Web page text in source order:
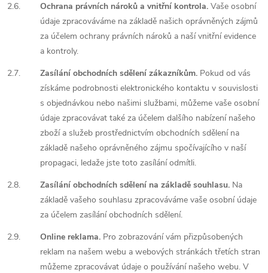
2.6.
Ochrana právních nároků a vnitřní kontrola. Vaše osobní
údaje zpracováváme na základě našich oprávněných zájmů
za účelem ochrany právních nároků a naší vnitřní evidence
a kontroly.
2.7.
Zasílání obchodních sdělení zákazníkům. Pokud od vás
získáme podrobnosti elektronického kontaktu v souvislosti
s objednávkou nebo našimi službami, můžeme vaše osobní
údaje zpracovávat také za účelem dalšího nabízení našeho
zboží a služeb prostřednictvím obchodních sdělení na
základě našeho oprávněného zájmu spočívajícího v naší
propagaci, ledaže jste toto zasílání odmítli.
2.8.
Zasílání obchodních sdělení na základě souhlasu. Na
základě vašeho souhlasu zpracováváme vaše osobní údaje
za účelem zasílání obchodních sdělení.
2.9.
Online reklama. Pro zobrazování vám přizpůsobených
reklam na našem webu a webových stránkách třetích stran
můžeme zpracovávat údaje o používání našeho webu. V